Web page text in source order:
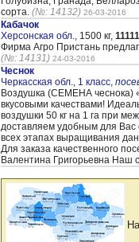
сорта. (№: 14132) 26-03-2016
Кабачок
Херсонская обл., 1500 кг,
Фирма Агро Пристань
(№: 14131) 24-03-2016
Чеснок
Черкасская обл., 1 класс,
Воздушка (CЕМЕНА чеснока)
вкусовыми качествами!
воздушки 50 кг на 1 га при
доставляем удобным для
всех этапах выращивания
Для заказа качественного
Валентина Григорьевна Наш